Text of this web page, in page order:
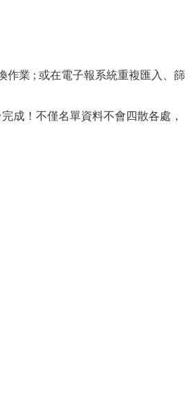
作業 ; 或在電子報系統重複匯入、篩
成！不僅名單資料不會四散各處，